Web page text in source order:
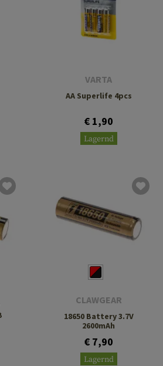
VARTA
AA Superlife 4pcs
€ 1,90
Lagernd
CLAWGEAR
18650 Battery 3.7V
2600mAh
€ 7,90
Lagernd